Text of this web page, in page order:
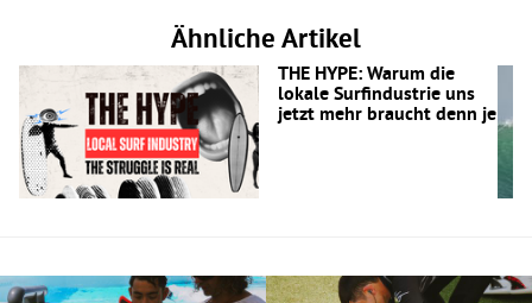
Ähnliche Artikel
THE HYPE: Warum die
lokale Surfindustrie uns
jetzt mehr braucht denn je